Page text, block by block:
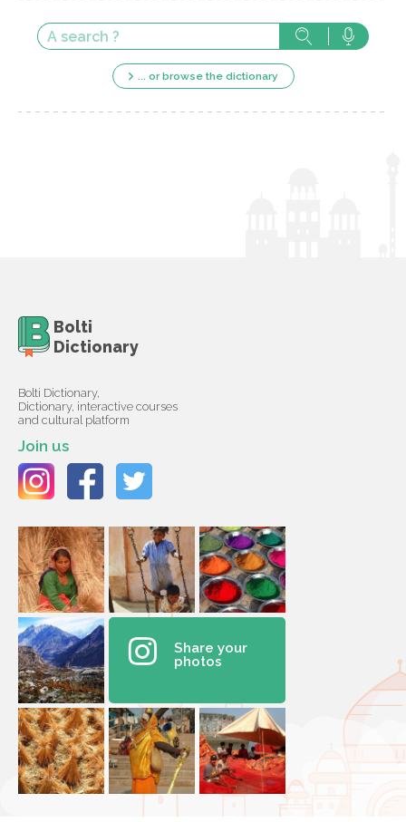
... or browse the dictionary
Bolti
Dictionary
Bolti Dictionary,
Dictionary, interactive courses
and cultural platform
Join us
Share your
photos